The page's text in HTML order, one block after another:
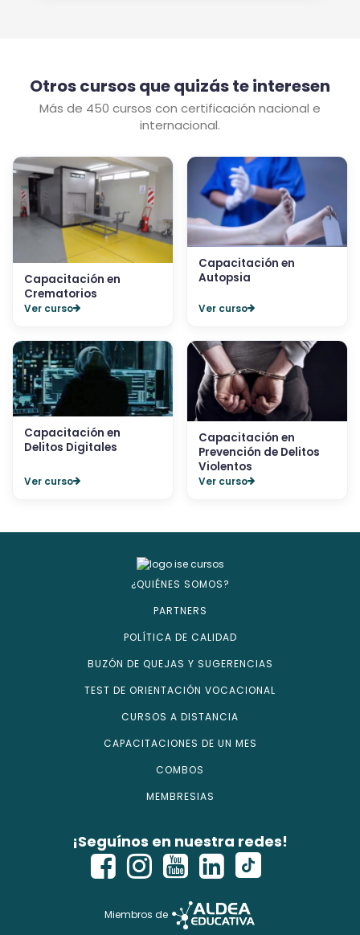
Otros cursos que quizás te interesen
Más de 450 cursos con certificación nacional e
internacional.
Capacitación en
Crematorios
Ver curso
Capacitación en
Autopsia
Ver curso
Capacitación en
Delitos Digitales
Ver curso
Capacitación en
Prevención de Delitos
Violentos
Ver curso
¿QUIÉNES SOMOS?
PARTNERS
POLÍTICA DE CALIDAD
BUZÓN DE QUEJAS Y SUGERENCIAS
TEST DE ORIENTACIÓN VOCACIONAL
CURSOS A DISTANCIA
CAPACITACIONES DE UN MES
COMBOS
MEMBRESIAS
¡Seguínos en nuestra redes!
Miembros de